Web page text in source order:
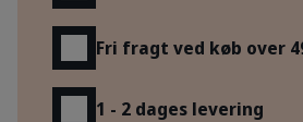
Fri fragt ved køb over
1 - 2 dages levering